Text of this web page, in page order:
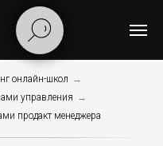
онлайн-школ →
управления →
продакт менеджера